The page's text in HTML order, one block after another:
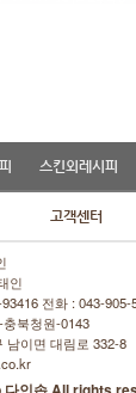
스킨외레시피
고객센터
인
전화 :043-905-
북청원-0143
남이면 대림로 332-8